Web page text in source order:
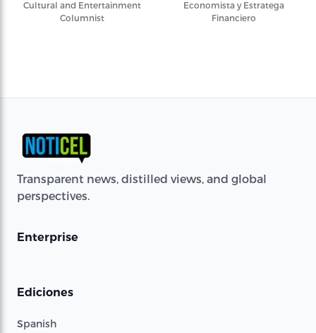
Cultural and Entertainment
Columnist
Economista y Estratega
Financiero
Transparent news, distilled views, and global
perspectives.
Enterprise
Ediciones
Spanish